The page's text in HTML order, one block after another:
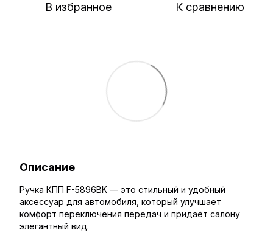
В избранное К сравнению
Описание
Ручка КПП F-5896BK — это стильный и удобный
аксессуар для автомобиля, который улучшает
комфорт переключения передач и придаёт салону
элегантный вид.